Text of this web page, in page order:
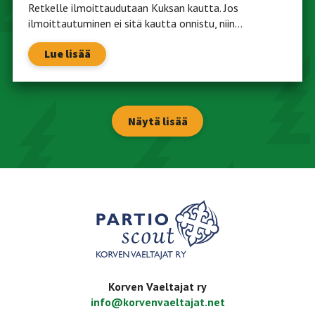
Retkelle ilmoittaudutaan Kuksan kautta. Jos
ilmoittautuminen ei sitä kautta onnistu, niin...
Lue lisää
Näytä lisää
Korven Vaeltajat ry
info@korvenvaeltajat.net